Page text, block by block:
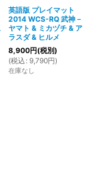
英語版 プレイマット
2014 WCS-RQ 武神－
ヤマト & ミカヅチ & ア
ラスダ & ヒルメ
8,900円(税別)
(税込 : 9,790円)
在庫なし